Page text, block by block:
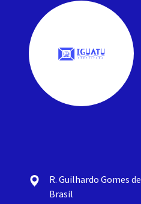
R. Guilhardo Gomes
Brasil